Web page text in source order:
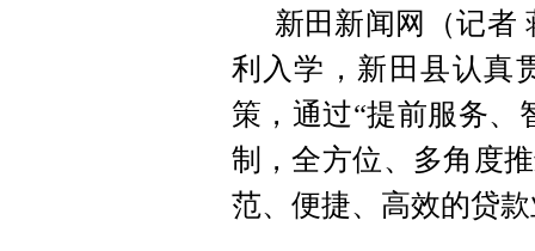
新田新闻网（记者
利入学，新田县认真
策，通过“提前服务、
制，全方位、多角度
范、便捷、高效的贷